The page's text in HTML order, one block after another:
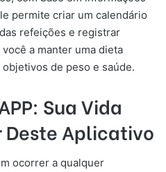
permite criar um calendário
refeições e registrar
a manter uma dieta
de peso e saúde.
Sua Vida
Deste Aplicativo
ocorrer a qualquer